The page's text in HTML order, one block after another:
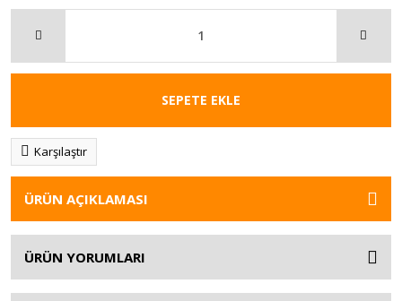
SEPETE EKLE
Karşılaştır
ÜRÜN AÇIKLAMASI
ÜRÜN YORUMLARI